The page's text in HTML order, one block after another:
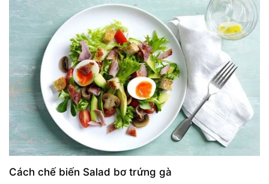
Cách chế biến Salad bơ trứng gà